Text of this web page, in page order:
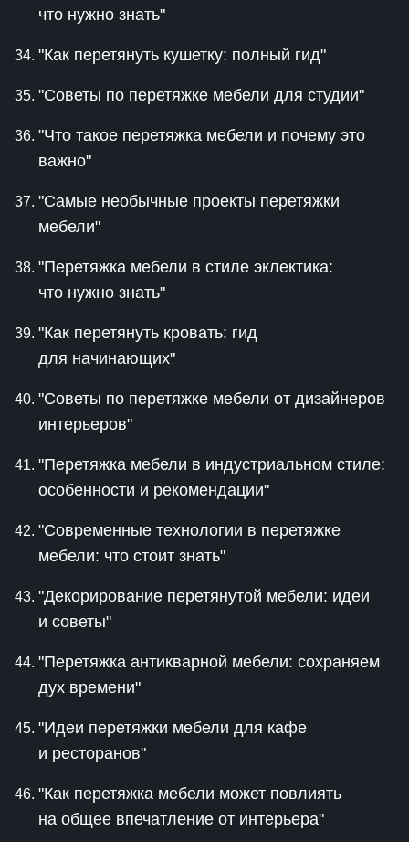
что нужно знать"
"Как перетянуть кушетку: полный гид"
"Советы по перетяжке мебели для студии"
"Что такое перетяжка мебели и почему это
важно"
"Самые необычные проекты перетяжки
мебели"
"Перетяжка мебели в стиле эклектика:
что нужно знать"
"Как перетянуть кровать: гид
для начинающих"
"Советы по перетяжке мебели от дизайнеров
интерьеров"
"Перетяжка мебели в индустриальном стиле:
особенности и рекомендации"
"Современные технологии в перетяжке
мебели: что стоит знать"
"Декорирование перетянутой мебели: идеи
и советы"
"Перетяжка антикварной мебели: сохраняем
дух времени"
"Идеи перетяжки мебели для кафе
и ресторанов"
"Как перетяжка мебели может повлиять
на общее впечатление от интерьера"